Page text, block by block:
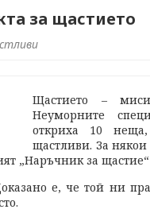
за щастието
Щастието –
Неуморните
откриха 10
щастливи. За
„Наръчник за
е, че той ни